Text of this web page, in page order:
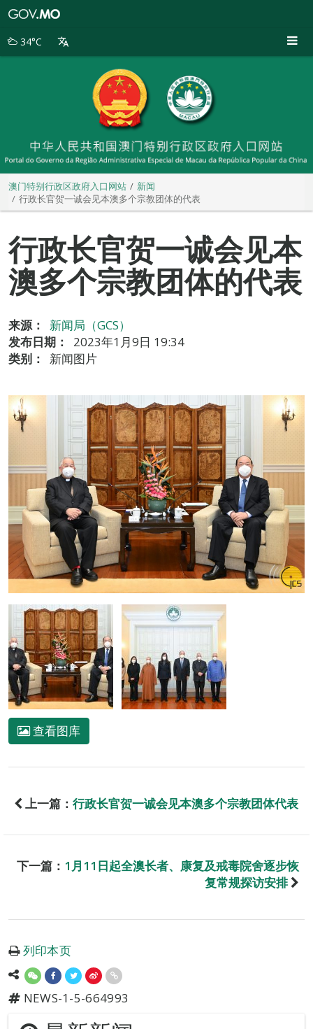
别
34°C
澳门特别行政区政府入口网站
新闻
行政长官贺一诚会见本澳多个宗教团体的代表
行政长官贺一诚会见本
澳多个宗教团体的代表
来源：
新闻局（GCS）
发布日期：
2023年1月9日 19:34
类别：
新闻图片
查看图库
上一篇： 行政长官贺一诚会见本澳多个宗教团体代表
下一篇： 1月11日起全澳长者、康复及戒毒院舍逐步恢
复常规探访安排
列印本页
NEWS-1-5-664993